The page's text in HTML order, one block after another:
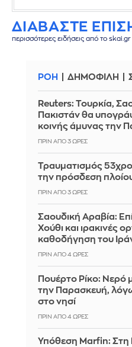
ΔΙΑΒΑΣΤΕ
περισσότερες ειδήσεις από το skai.gr
ΡΟΗ ΔΗΜΟΦΙΛΗ
Reuters: Τουρκία,
Πακιστάν θα
κοινής άμυνας την
ΠΡΙΝ ΑΠΌ 3 ΏΡΕΣ
Τραυματισμός
την πρόσδεση
ΠΡΙΝ ΑΠΌ 3 ΏΡΕΣ
Σαουδική Αραβία:
Χούθι και ιρακινές
καθοδήγηση του
ΠΡΙΝ ΑΠΌ 4 ΏΡΕΣ
Πουέρτο Ρίκο: Νερό
την Παρασκευή,
στο νησί
ΠΡΙΝ ΑΠΌ 4 ΏΡΕΣ
Υπόθεση Marfin: